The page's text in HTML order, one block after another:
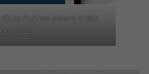
Prático sobre a ISO